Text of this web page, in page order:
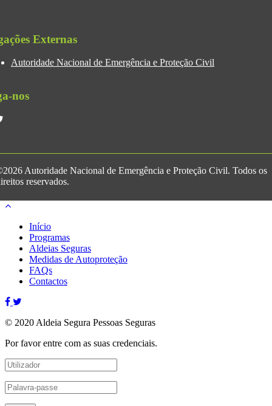
Externas
Autoridade Nacional de Emergência e Proteção Civil
nos
Autoridade Nacional de Emergência e Proteção Civil. Todos os
reservados.
Início
Programas
Aldeias Seguras
Medidas de Autoproteção
FAQs
Contactos
© 2020 Aldeia Segura Pessoas Seguras
Por favor entre com as suas credenciais.